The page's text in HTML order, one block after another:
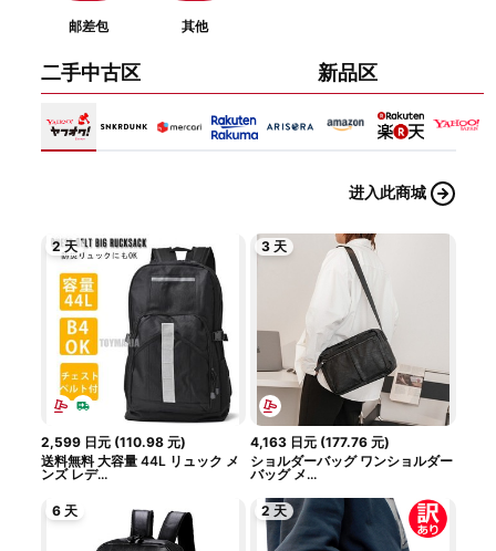
邮差包 其他
二手中古区 新品区
进入此商城
2 天
2,599 日元(110.98 元)
送料無料 大容量 44L リュック メ
ンズ レデ...
3 天
4,163 日元 (177.76 元)
ショルダーバッグ ワンショルダー
バッグ メ...
6 天 2 天